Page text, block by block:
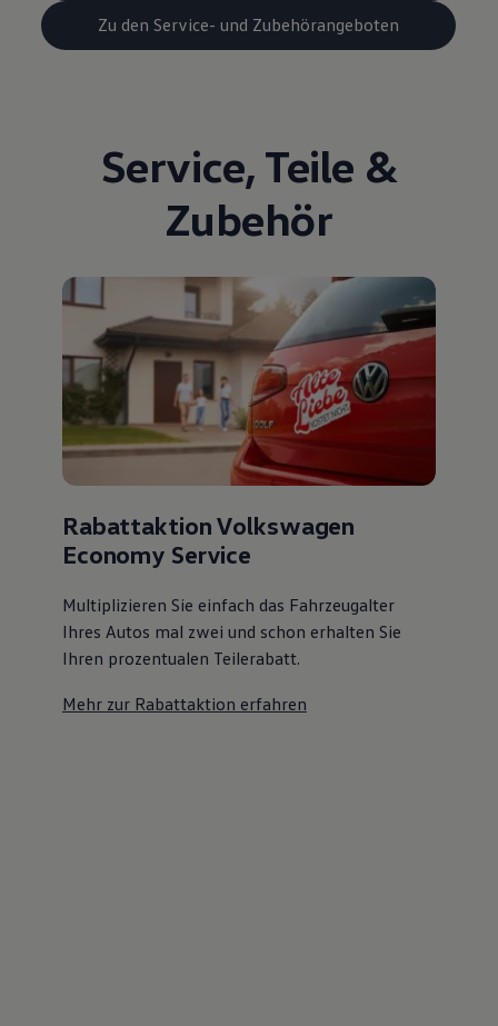
Zu den Service- und Zubehörangeboten
Service, Teile &
Zubehör
Rabattaktion Volkswagen
Economy Service
Multiplizieren Sie einfach das Fahrzeugalter
Ihres Autos mal zwei und schon erhalten Sie
Ihren prozentualen Teilerabatt.
Mehr zur Rabattaktion erfahren